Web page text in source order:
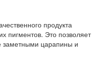
продукта
пигментов. Это позволяет
заметными царапины и